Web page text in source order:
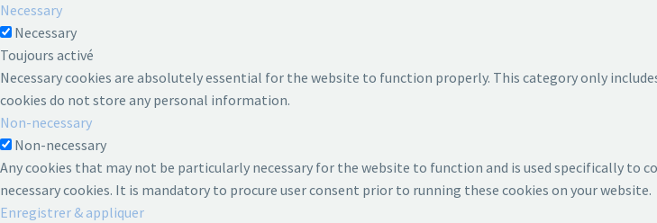
Necessary
Necessary
Toujours activé
Necessary cookies are absolutely essential for the website to function properly. This category only
cookies do not store any personal information.
Non-necessary
Non-necessary
Any cookies that may not be particularly necessary for the website to function and is used specifically to
necessary cookies. It is mandatory to procure user consent prior to running these cookies on your website.
Enregistrer & appliquer